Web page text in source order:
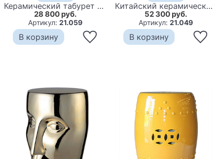
Керамический табурет Red Guest
28 800 руб.
Артикул: 21.059
В корзину
Китайский керамический табурет с изображением рыбок Koya
52 300 руб.
Артикул:21.049
В корзину